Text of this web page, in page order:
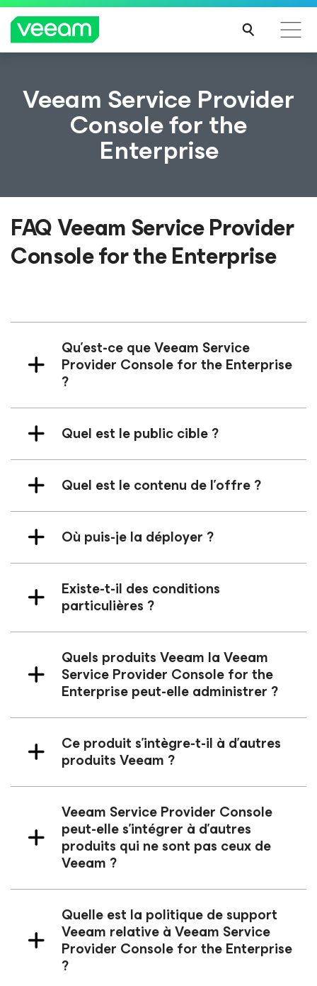
Recommandations de Veeam pour les clients
impactés par la mise à jour de CrowdStrike
Veeam Service Provider
Consolefor the
Enterprise
FAQ Veeam Service Provider
Consolefor the Enterprise
Qu’est-ce que Veeam Service
Provider Consolefor the Enterprise
?
Quel est le public cible ?
Quel est le contenu de l’offre ?
Où puis-je la déployer ?
Existe-t-il des conditions
particulières ?
Quels produits Veeam la Veeam
Service Provider Consolefor the
Enterprisepeut-elle administrer ?
Ce produit s’intègre-t-il à d’autres
produits Veeam ?
Veeam Service Provider Console
peut-elle s’intégrer à d’autres
produits qui ne sont pas ceux de
Veeam ?
Quelle est la politique de support
Veeam relative à Veeam Service
Provider Consolefor the Enterprise
?